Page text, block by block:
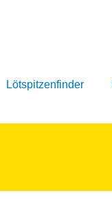
Lötspitzenfinder